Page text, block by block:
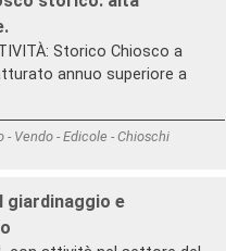
Storico Chiosco a
annuo superiore a
- Vendo - Edicole - Chioschi
giardinaggio e